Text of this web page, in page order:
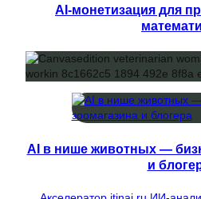
AI-монетизация для
AI в нише животных —
и